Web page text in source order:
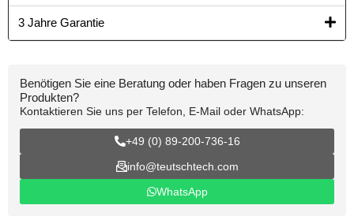
3 Jahre Garantie
Benötigen Sie eine Beratung oder haben Fragen zu unseren
Produkten?
Kontaktieren Sie uns per Telefon, E-Mail oder WhatsApp:
+49 (0) 89-200-736-16
info@teutschtech.com
WhatsApp